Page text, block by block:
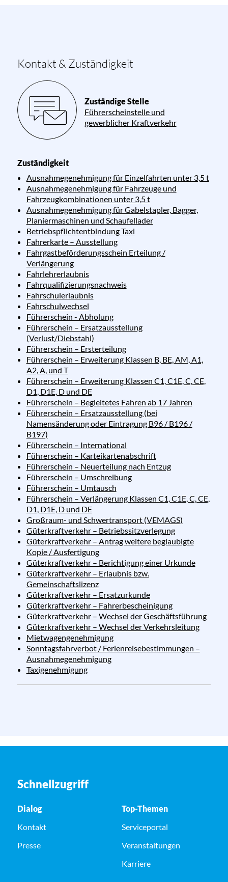
Kontakt & Zuständigkeit
Zuständige Stelle
Führerscheinstelle und
gewerblicher Kraftverkehr
Zuständigkeit
Ausnahmegenehmigung für Einzelfahrten unter 3,5 t
Ausnahmegenehmigung für Fahrzeuge und
Fahrzeugkombinationen unter 3,5 t
Ausnahmegenehmigung für Gabelstapler, Bagger,
Planiermaschinen und Schaufellader
Betriebspflichtentbindung Taxi
Fahrerkarte – Ausstellung
Fahrgastbeförderungsschein Erteilung /
Verlängerung
Fahrlehrerlaubnis
Fahrqualifizierungsnachweis
Fahrschulerlaubnis
Fahrschulwechsel
Führerschein - Abholung
Führerschein – Ersatzausstellung
(Verlust/Diebstahl)
Führerschein – Ersterteilung
Führerschein – Erweiterung Klassen B, BE, AM, A1,
A2, A, und T
Führerschein – Erweiterung Klassen C1, C1E, C, CE,
D1, D1E, D und DE
Führerschein – Begleitetes Fahren ab 17 Jahren
Führerschein – Ersatzausstellung (bei
Namensänderung oder Eintragung B96 / B196 /
B197)
Führerschein – International
Führerschein – Karteikartenabschrift
Führerschein – Neuerteilung nach Entzug
Führerschein – Umschreibung
Führerschein – Umtausch
Führerschein – Verlängerung Klassen C1, C1E, C, CE,
D1, D1E, D und DE
Großraum- und Schwertransport (VEMAGS)
Güterkraftverkehr – Betriebssitzverlegung
Güterkraftverkehr – Antrag weitere beglaubigte
Kopie / Ausfertigung
Güterkraftverkehr – Berichtigung einer Urkunde
Güterkraftverkehr – Erlaubnis bzw.
Gemeinschaftslizenz
Güterkraftverkehr – Ersatzurkunde
Güterkraftverkehr – Fahrerbescheinigung
Güterkraftverkehr – Wechsel der Geschäftsführung
Güterkraftverkehr – Wechsel der Verkehrsleitung
Mietwagengenehmigung
Sonntagsfahrverbot / Ferienreisebestimmungen –
Ausnahmegenehmigung
Taxigenehmigung
Schnellzugriff
Dialog
Kontakt
Presse
Top-Themen
Serviceportal
Veranstaltungen
Karriere